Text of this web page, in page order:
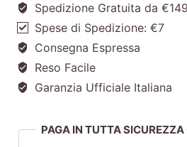
Spedizione Gratuita da €149
Spese di Spedizione: €7
Consegna Espressa
Reso Facile
Garanzia Ufficiale Italiana
PAGA IN TUTTA SICUREZZA